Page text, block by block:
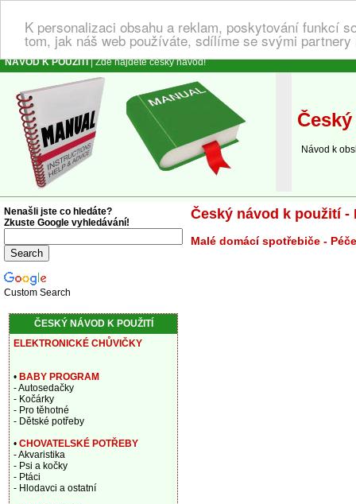
K personalizaci obsahu a reklam, poskytování funkcí
tom, jak náš web používáte, sdílíme se svými
NÁVOD K POUŽITÍ| Zde najdete český návod!
Návod k
Český návod k použití
Malé domácí spotřebiče -
Nenašli jste co hledáte?
Zkuste Google vyhledávání!
Custom Search
ČESKÝ NÁVOD K POUŽITÍ
ELEKTRONICKÉ CHŮVIČKY
• BABY PROGRAM
- Autosedačky
- Kočárky
- Pro těhotné
- Dětské potřeby
• CHOVATELSKÉ POTŘEBY
- Akvaristika
- Psi a kočky
- Ptáci
- Hlodavci a ostatní